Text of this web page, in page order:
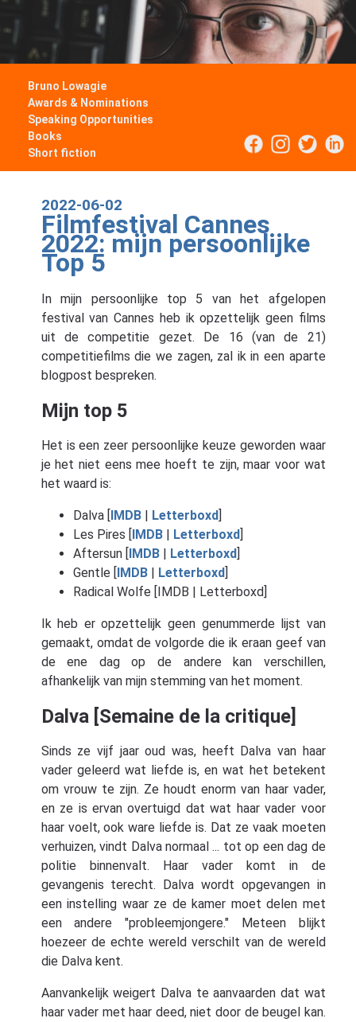
Bruno Lowagie
Awards & Nominations
Speaking Opportunities
Books
Short fiction
2022-06-02
Filmfestival Cannes
2022: mijn persoonlijke
Top 5
In mijn persoonlijke top 5 van het afgelopen
festival van Cannes heb ik opzettelijk geen films
uit de competitie gezet. De 16 (van de 21)
competitiefilms die we zagen, zal ik in een aparte
blogpost bespreken.
Mijn top 5
Het is een zeer persoonlijke keuze geworden waar
je het niet eens mee hoeft te zijn, maar voor wat
het waard is:
Dalva [IMDB| Letterboxd]
Les Pires [IMDB| Letterboxd]
Aftersun [IMDB| Letterboxd]
Gentle [IMDB| Letterboxd]
Radical Wolfe [IMDB | Letterboxd]
Ik heb er opzettelijk geen genummerde lijst van
gemaakt, omdat de volgorde die ik eraan geef van
de ene dag op de andere kan verschillen,
afhankelijk van mijn stemming van het moment.
Dalva [Semaine de la critique]
Sinds ze vijf jaar oud was, heeft Dalva van haar
vader geleerd wat liefde is, en wat het betekent
om vrouw te zijn. Ze houdt enorm van haar vader,
en ze is ervan overtuigd dat wat haar vader voor
haar voelt, ook ware liefde is. Dat ze vaak moeten
verhuizen, vindt Dalva normaal ... tot op een dag de
politie binnenvalt. Haar vader komt in de
gevangenis terecht. Dalva wordt opgevangen in
een instelling waar ze de kamer moet delen met
een andere "probleemjongere." Meteen blijkt
hoezeer de echte wereld verschilt van de wereld
die Dalva kent.
Aanvankelijk weigert Dalva te aanvaarden dat wat
haar vader met haar deed, niet door de beugel kan.